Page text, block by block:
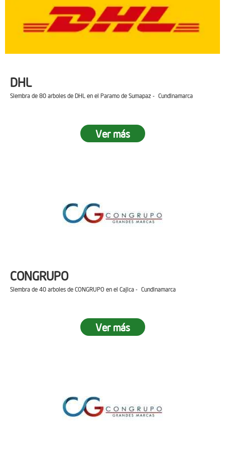
DHL
Siembra de 80 arboles de DHL en el Paramo de Sumapaz - Cundinamarca
Ver más
CONGRUPO
Siembra de 40 arboles de CONGRUPO en el Cajica - Cundinamarca
Ver más